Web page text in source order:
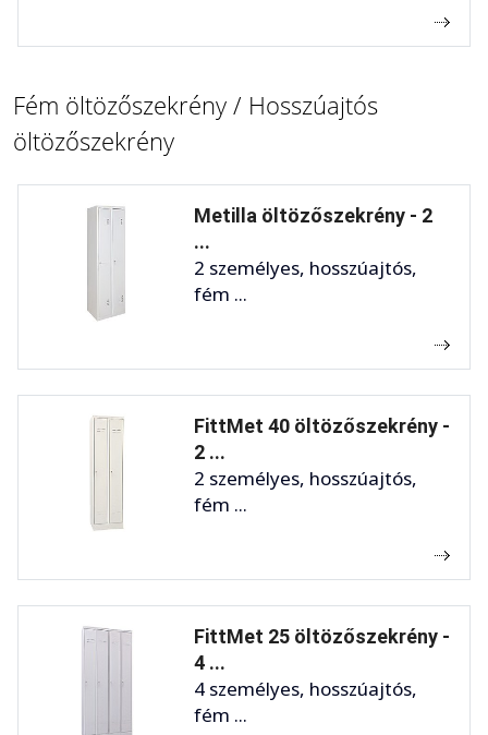
Fém öltözőszekrény / Hosszúajtós
öltözőszekrény
Metilla öltözőszekrény - 2
...
2 személyes, hosszúajtós,
fém ...
FittMet 40 öltözőszekrény -
2 ...
2 személyes, hosszúajtós,
fém ...
FittMet 25 öltözőszekrény -
4 ...
4 személyes, hosszúajtós,
fém ...